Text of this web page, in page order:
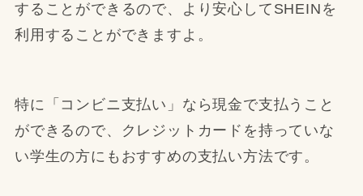
することができるので、より安心してSHEINを
利用することができますよ。
特に「コンビニ支払い」なら現金で支払うこと
ができるので、クレジットカードを持っていな
い学生の方にもおすすめの支払い方法です。